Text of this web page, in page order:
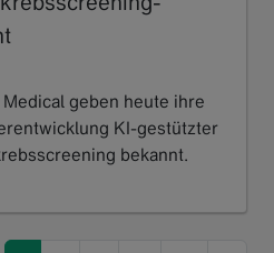
geben heute ihre
KI-gestützter
bekannt.